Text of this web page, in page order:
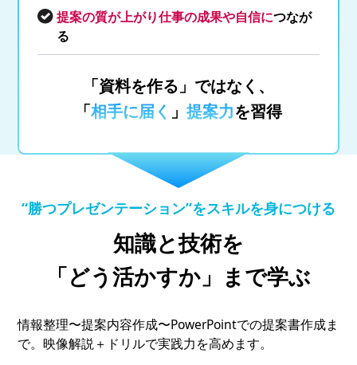
提案の質が上がり仕事の成果や自信につなが
る
「資料を作る」ではなく、
「相手に届く 」 提案力を習得
“勝つプレゼンテーション”をスキルを身につける
知識と技術を
「どう活かすか」まで学ぶ
情報整理〜提案内容作成〜PowerPointでの提案書作成ま
で。映像解説＋ドリルで実践力を高めます。